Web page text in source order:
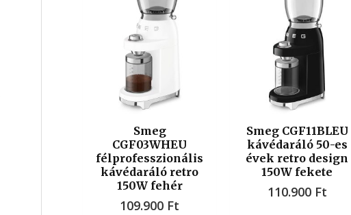
Smeg
CGF03WHEU
félprofesszionális
kávédaráló retro
150W fehér
109.900 Ft
Smeg CGF11BLEU
kávédaráló 50-es
évek retro design
150W fekete
110.900 Ft